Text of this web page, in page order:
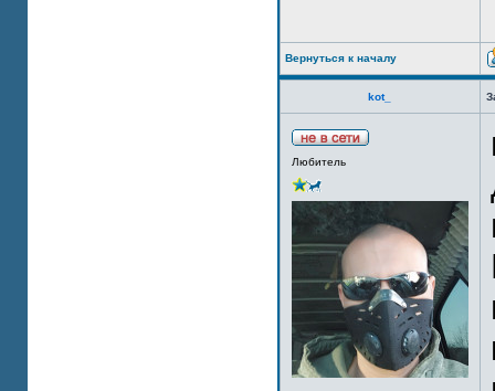
Вернуться к началу
kot_
Любитель